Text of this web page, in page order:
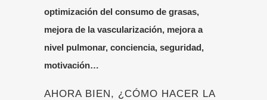
optimización del consumo de grasas,
mejora de la vascularización, mejora a
nivel pulmonar, conciencia, seguridad,
motivación…
AHORA BIEN, ¿CÓMO HACER LA